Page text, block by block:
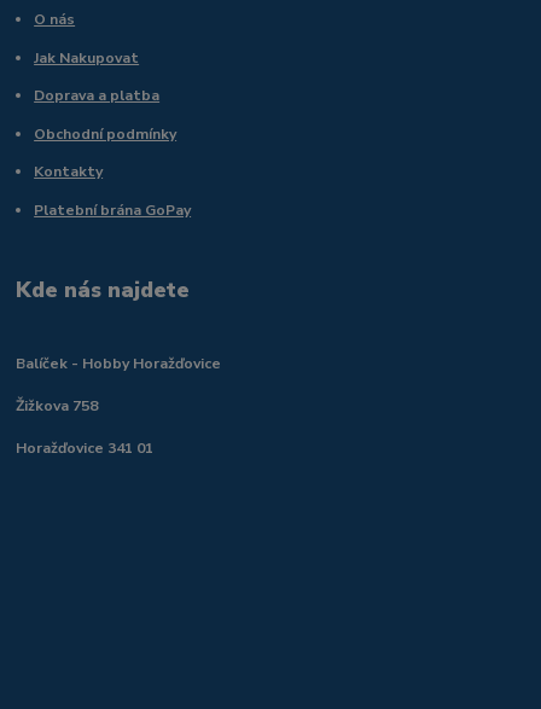
O nás
Jak Nakupovat
Doprava a platba
Obchodní podmínky
Kontakty
Platební brána GoPay
Kde nás najdete
Balíček - Hobby Horažďovice
Žižkova 758
Horažďovice 341 01